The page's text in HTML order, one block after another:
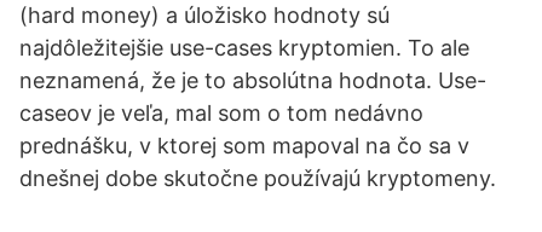
(hard money) a úložisko hodnoty sú
najdôležitejšie use-cases kryptomien. To ale
neznamená, že je to absolútna hodnota. Use-
caseov je veľa, mal som o tom nedávno
prednášku, v ktorej som mapoval na čo sa v
dnešnej dobe skutočne používajú kryptomeny.